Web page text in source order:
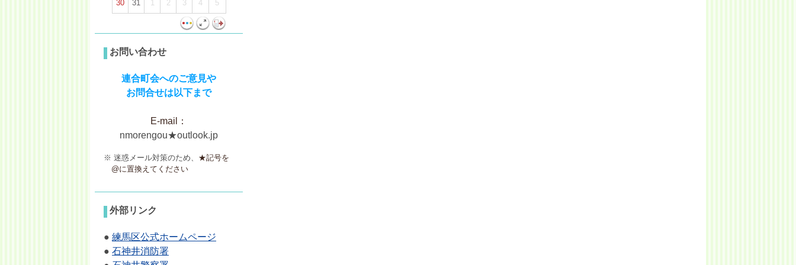
30 31 1 2 3 4 5
お問い合わせ
連合町会へのご意見や
お問合せは以下まで
E-mail：
nmorengou★outlook.jp
※ 迷惑メール対策のため、 ★記号を
@に置換えてください
外部リンク
● 練馬区公式ホームページ
● 石神井消防署